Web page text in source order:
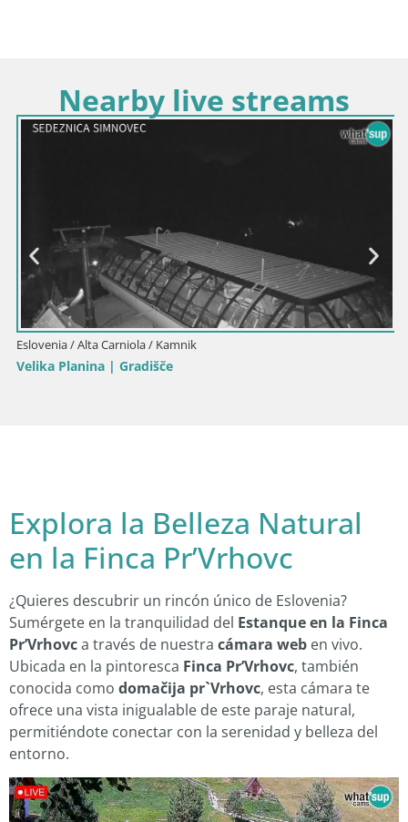
Nearby live streams
Eslovenia / Alta Carniola / Kamnik
Velika Planina | Gradišče
Explora la Belleza Natural
en la Finca Pr’Vrhovc
¿Quieres descubrir un rincón único de Eslovenia?
Sumérgete en la tranquilidad del Estanque en la Finca
Pr’Vrhovca través de nuestra cámara web en vivo.
Ubicada en la pintoresca Finca Pr’Vrhovc, también
conocida como domačija pr`Vrhovc, esta cámara te
ofrece una vista inigualable de este paraje natural,
permitiéndote conectar con la serenidad y belleza del
entorno.